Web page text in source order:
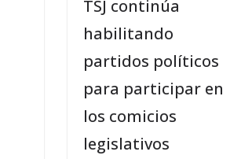
TSJ continúa
habilitando
partidos políticos
para participar en
los comicios
legislativos